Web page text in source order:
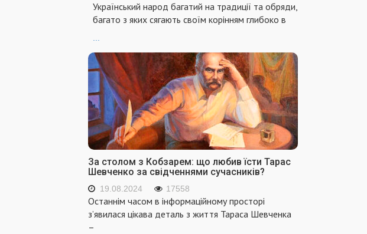
Український народ багатий на традиції та обряди,
багато з яких сягають своїм корінням глибоко в
...
За столом з Кобзарем: що любив їсти Тарас
Шевченко за свідченнями сучасників?
19.08.2024 17558
Останнім часом в інформаційному просторі
з’явилася цікава деталь з життя Тараса Шевченка
–